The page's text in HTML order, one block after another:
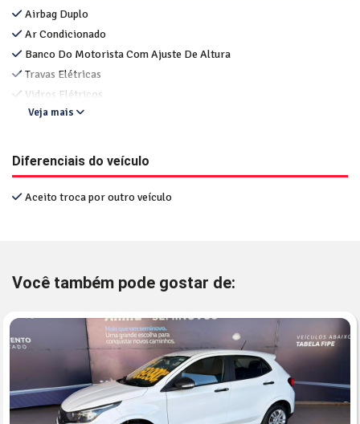
Airbag Duplo
Ar Condicionado
Banco Do Motorista Com Ajuste De Altura
Travas Elétricas
Vidros Elétricos
Veja mais
Diferenciais do veículo
Aceito troca por outro veículo
Você também pode gostar de: